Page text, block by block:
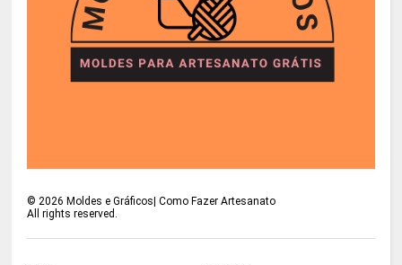
©2026 Moldes e Gráficos| Como Fazer Artesanato
All rights reserved.